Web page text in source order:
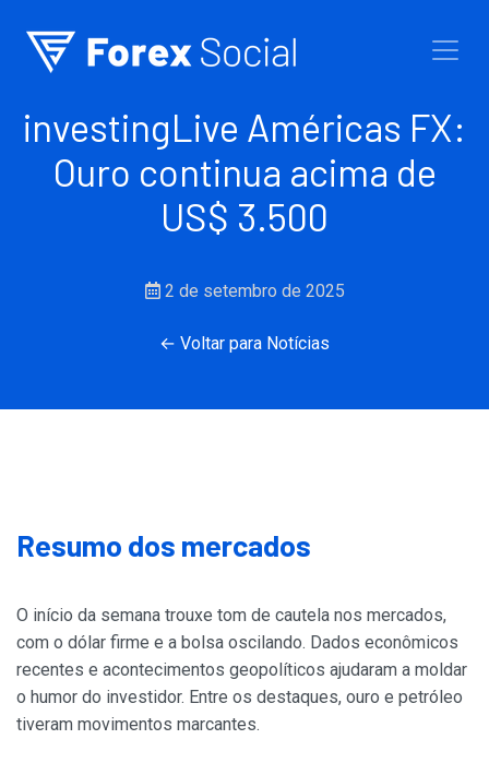
investingLive Américas FX:
Ouro continua acima de
US$ 3.500
2 de setembro de 2025
← Voltar para Notícias
Resumo dos mercados
O início da semana trouxe tom de cautela nos mercados,
com o dólar firme e a bolsa oscilando. Dados econômicos
recentes e acontecimentos geopolíticos ajudaram a moldar
o humor do investidor. Entre os destaques, ouro e petróleo
tiveram movimentos marcantes.